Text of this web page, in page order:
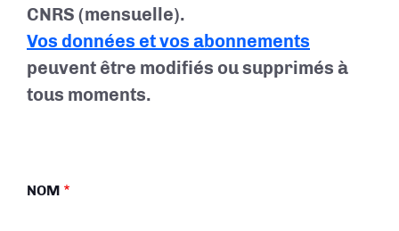
CNRS (mensuelle).
Vos données et vos abonnements
peuvent être modifiés ou supprimés à
tous moments.
NOM